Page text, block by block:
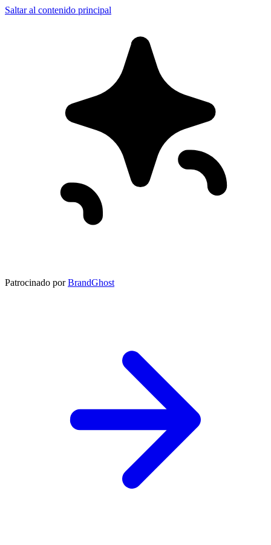
Saltar al contenido principal
Patrocinado por BrandGhost